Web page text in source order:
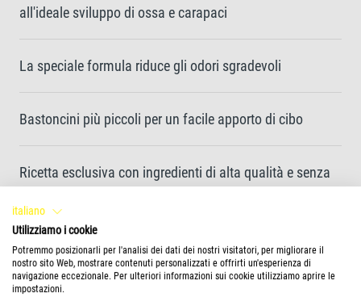
all'ideale sviluppo di ossa e carapaci
La speciale formula riduce gli odori sgradevoli
Bastoncini più piccoli per un facile apporto di cibo
Ricetta esclusiva con ingredienti di alta qualità e senza
crescita ottimale
Forma del mangime
italiano
Utilizziamo i cookie
Potremmo posizionarli per l'analisi dei dati dei nostri visitatori, per migliorare il
nostro sito Web, mostrare contenuti personalizzati e offrirti un'esperienza di
navigazione eccezionale. Per ulteriori informazioni sui cookie utilizziamo aprire le
impostazioni.